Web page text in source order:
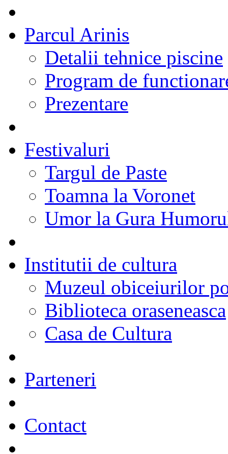
Parcul Arinis
Detalii tehnice piscine
Program de
Prezentare
Festivaluri
Targul de Paste
Toamna la Voronet
Umor la Gura
Institutii de cultura
Muzeul obiceiurilor
Biblioteca oraseneasca
Casa de Cultura
Parteneri
Contact